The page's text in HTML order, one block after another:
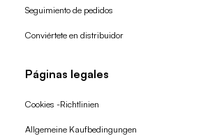
Seguimiento de pedidos
Conviértete en distribuidor
Páginas legales
Cookies -Richtlinien
Allgemeine Kaufbedingungen